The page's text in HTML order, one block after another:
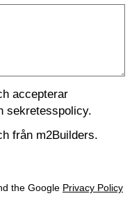
accepterar
sekretesspolicy.
från m2Builders.
the Google Privacy Policy